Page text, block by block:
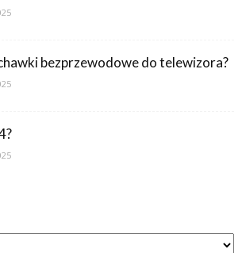
bezprzewodowe do telewizora?